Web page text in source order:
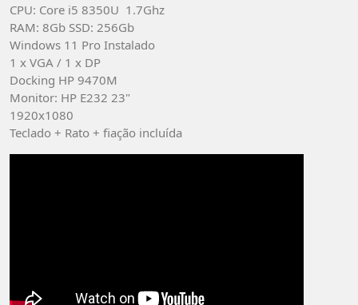
CPU: Core i5 8350U 1.7Ghz
RAM: 8Gb SSD: 256Gb
Windows 11 Pro Instalado
1 x VGA / 1 x DP
Docking HP 9470M
Monitor: HP E232 23"
1920x1080
Teclado + Rato + fiação incluída